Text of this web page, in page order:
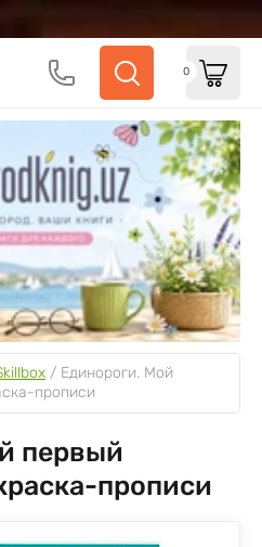
0
/ Единороги. Мой
прописи
первый
прописи